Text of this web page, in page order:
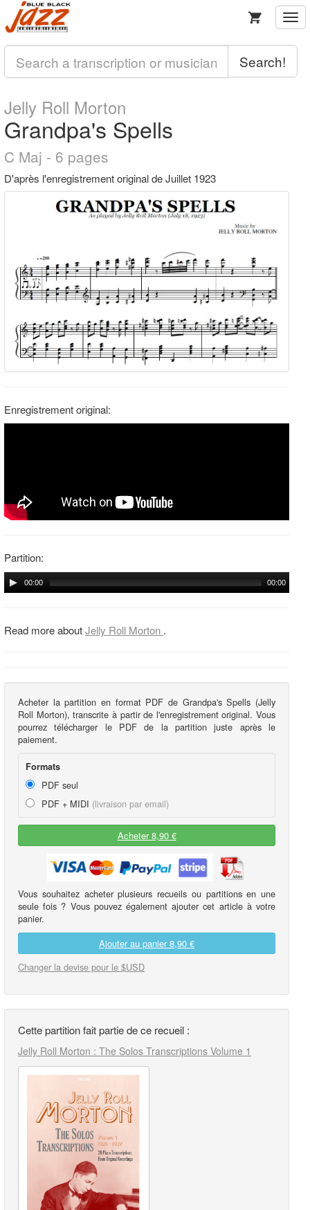
Search!
Jelly Roll Morton
Grandpa's Spells
C Maj - 6 pages
D'après l'enregistrement original de Juillet 1923
Enregistrement original:
Partition:
00:00 00:00
Read more aboutJelly Roll Morton .
Acheter la partition en format PDF de Grandpa's Spells (Jelly
Roll Morton), transcrite à partir de l'enregistrement original. Vous
pourrez télécharger le PDF de la partition juste après le
paiement.
Formats
PDF seul
PDF + MIDI (livraison par email)
Acheter 8,90 €
Vous souhaitez acheter plusieurs recueils ou partitions en une
seule fois ? Vous pouvez également ajouter cet article à votre
panier.
Ajouter au panier8,90 €
Changer la devise pour le $USD
Cette partition fait partie de ce recueil :
Jelly Roll Morton : The Solos Transcriptions Volume 1